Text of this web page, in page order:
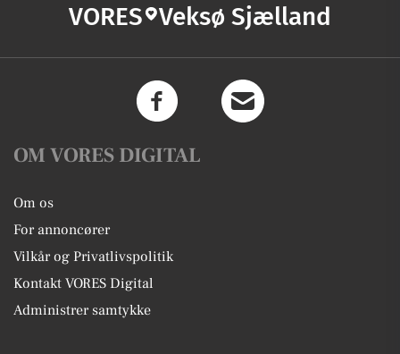
VORES Veksø Sjælland
OM VORES DIGITAL
Om os
For annoncører
Vilkår og Privatlivspolitik
Kontakt VORES Digital
Administrer samtykke